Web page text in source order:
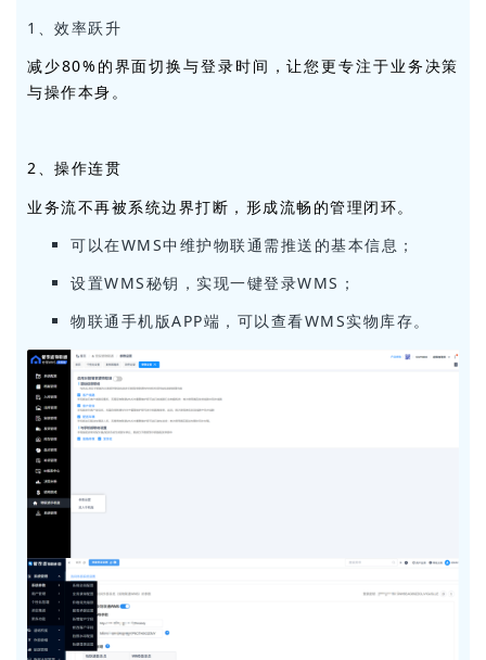
1、 效率跃升
减少80%的界面切换与登录时间，让您更专注于业务决策
与操作本身。
2、操作连贯
业务流不再被系统边界打断，形成流畅的管理闭环。
可以在WMS中维护物联通需推送的基本信息；
设置WMS秘钥，实现一键登录WMS；
物联通手机版APP端，可以查看WMS实物库存。